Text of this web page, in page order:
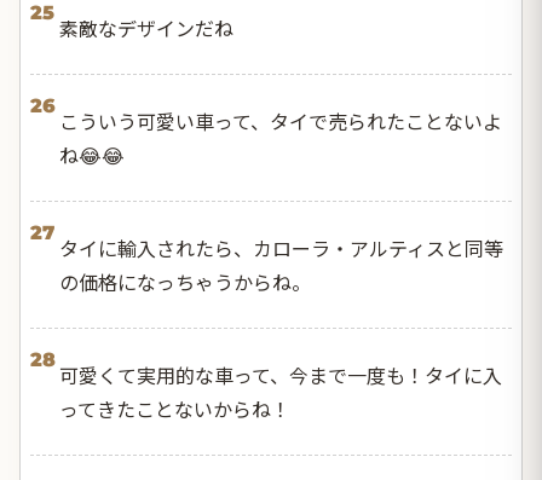
25
素敵なデザインだね
26
こういう可愛い車って、タイで売られたことないよ
ね😂😂
27
タイに輸入されたら、カローラ・アルティスと同等
の価格になっちゃうからね。
28
可愛くて実用的な車って、今まで一度も！タイに入
ってきたことないからね！